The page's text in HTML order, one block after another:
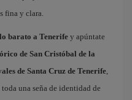
fina y clara.
barato a Tenerife y apúntate
de San Cristóbal de la
de Santa Cruz de Tenerife,
una seña de identidad de